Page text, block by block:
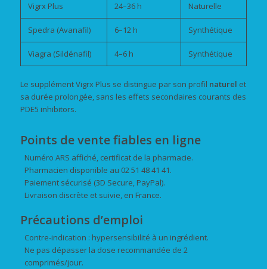
Vigrx Plus 24–36 h Naturelle
Spedra (Avanafil) 6–12 h Synthétique
Viagra (Sildénafil) 4–6 h Synthétique
Le supplément Vigrx Plus se distingue par son profil naturel et
sa durée prolongée, sans les effets secondaires courants des
PDE5 inhibitors.
Points de vente fiables en ligne
Numéro ARS affiché, certificat de la pharmacie.
Pharmacien disponible au 02 51 48 41 41.
Paiement sécurisé (3D Secure, PayPal).
Livraison discrète et suivie, en France.
Précautions d’emploi
Contre-indication : hypersensibilité à un ingrédient.
Ne pas dépasser la dose recommandée de 2
comprimés/jour.